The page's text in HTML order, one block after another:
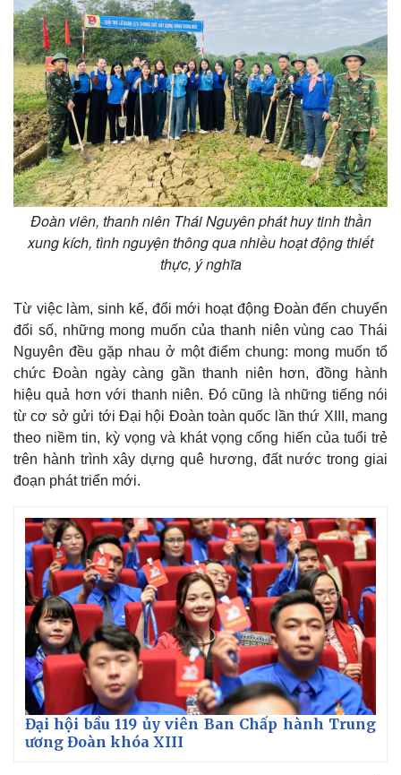
Đoàn viên, thanh niên Thái Nguyên phát huy tinh thần
xung kích, tình nguyện thông qua nhiều hoạt động thiết
thực, ý nghĩa
Từ việc làm, sinh kế, đổi mới hoạt động Đoàn đến chuyển
đổi số, những mong muốn của thanh niên vùng cao Thái
Nguyên đều gặp nhau ở một điểm chung: mong muốn tổ
chức Đoàn ngày càng gần thanh niên hơn, đồng hành
hiệu quả hơn với thanh niên. Đó cũng là những tiếng nói
từ cơ sở gửi tới Đại hội Đoàn toàn quốc lần thứ XIII, mang
theo niềm tin, kỳ vọng và khát vọng cống hiến của tuổi trẻ
trên hành trình xây dựng quê hương, đất nước trong giai
đoạn phát triển mới.
Đại hội bầu 119 ủy viên Ban Chấp hành Trung
ương Đoàn khóa XIII